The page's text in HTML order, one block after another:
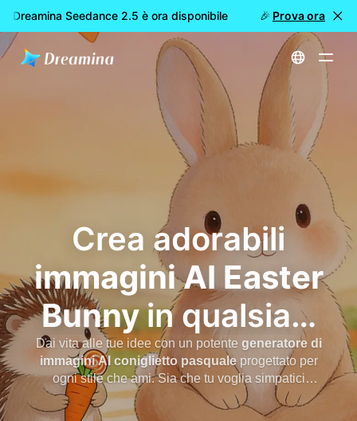
Dreamina Seedance 2.5 è ora disponibile 🎉 Nuovo modello
Prova ora
Home
Crea adorabili
immagini AI Easter
Bunnyin qualsiasi
stile
istantaneamente
Dai vita alle tue idee con un potente generatore di
immagini AI coniglietto pasquale progettato per
ogni stile che ami. Sia che tu voglia simpatici
coniglietti dei cartoni animati, arte estetica ad
acquerello o realistici conigli soffici, puoi generare